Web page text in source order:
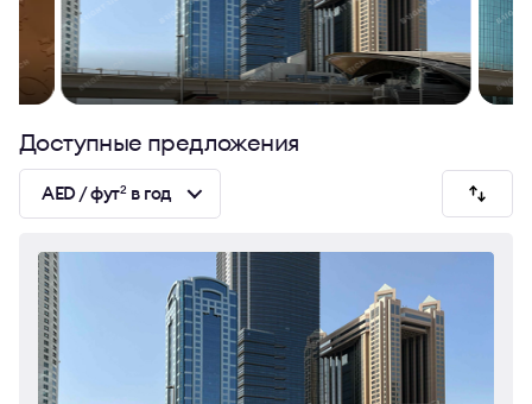
Доступные предложения
AED / фут2в год